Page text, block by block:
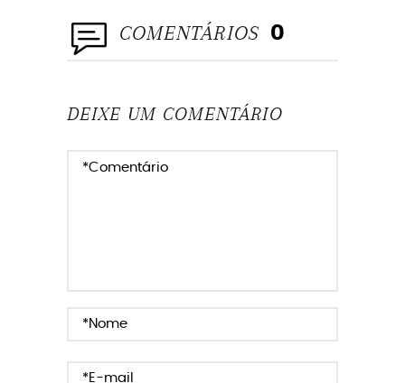
COMENTÁRIOS 0
DEIXE UM COMENTÁRIO